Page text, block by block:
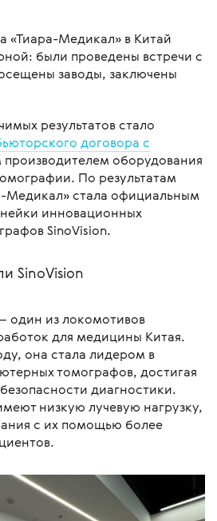
«Тиара-Медикал» в Китай
были проведены встречи с
заводы, заключены
результатов стало
договора с
оборудования
По результатам
Медикал» стала официальным
инновационных
SinoVision.
SinoVision
один из локомотивов
для медицины Китая.
она стала лидером в
томографов, достигая
диагностики.
низкую лучевую нагрузку,
с их помощью более